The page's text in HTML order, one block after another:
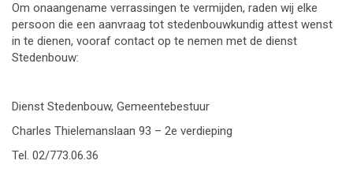
Om onaangename verrassingen te vermijden, raden wij elke
persoon die een aanvraag tot stedenbouwkundig attest wenst
in te dienen, vooraf contact op te nemen met de dienst
Stedenbouw:
Dienst Stedenbouw, Gemeentebestuur
Charles Thielemanslaan 93 – 2e verdieping
Tel. 02/773.06.36